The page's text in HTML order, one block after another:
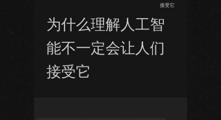
接受它
为什么理解人工智
能不一定会让人们
接受它